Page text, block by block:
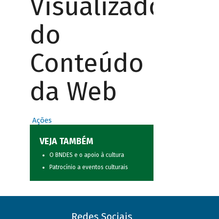
Visualizador
do
Conteúdo
da Web
Ações
VEJA TAMBÉM
O BNDES e o apoio à cultura
Patrocínio a eventos culturais
Redes Sociais